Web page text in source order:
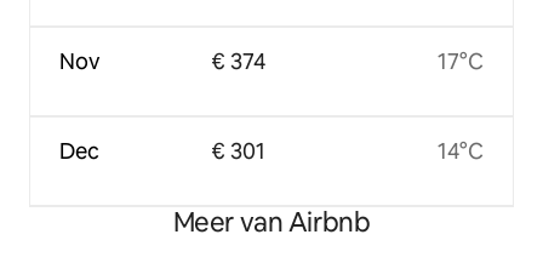
Nov
Dec
€ 374
€ 301
17°C
14°C
Meer van Airbnb